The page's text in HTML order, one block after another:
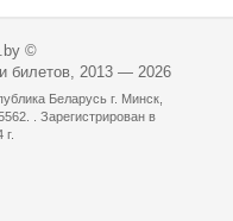
©
билетов, 2013 — 2026
Беларусь г. Минск,
. Зарегистрирован в